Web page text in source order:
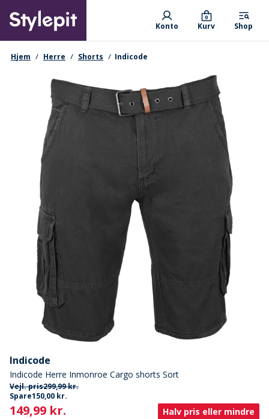
main
content
Primary departments
Konto Kurv
0
Shop
navigationssti
Hjem Herre Shorts Indicode
Indicode
Indicode Herre Inmonroe Cargo shorts Sort
Vejl. pris299,99 kr.
Spare150,00 kr.
Current
149,99 kr. Halv pris eller mindre